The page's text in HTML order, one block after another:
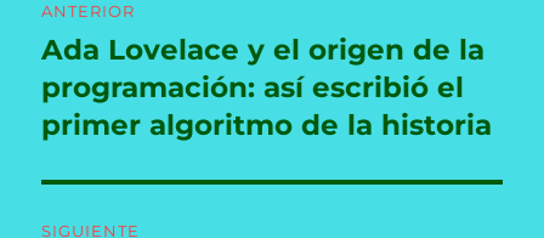
de
entradas
ANTERIOR
Entrada
anterior:
Ada Lovelace y el origen de la
programación: así escribió el
primer algoritmo de la historia
SIGUIENTE